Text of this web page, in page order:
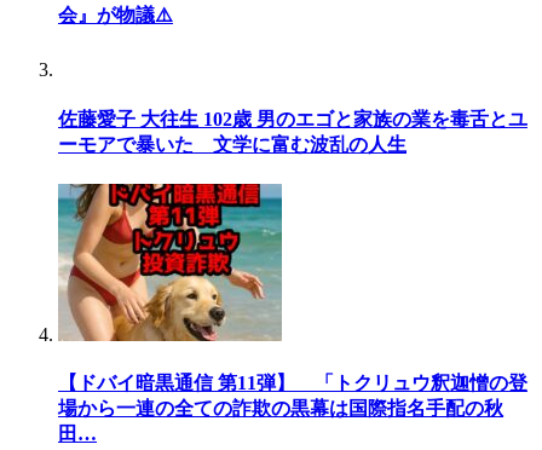
会』が物議⚠️
佐藤愛子 大往生 102歳 男のエゴと家族の業を毒舌とユ
ーモアで暴いた 文学に富む波乱の人生
【ドバイ暗黒通信 第11弾】 「トクリュウ釈迦憎の登
場から一連の全ての詐欺の黒幕は国際指名手配の秋
田…